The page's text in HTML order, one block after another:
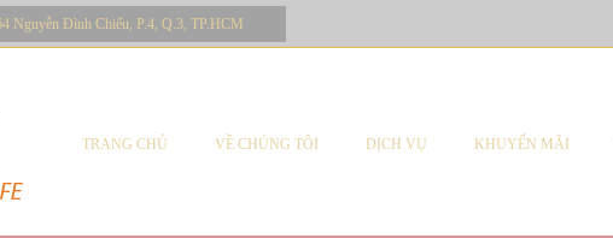
Nguyễn Đình Chiểu, P.4, Q.3, TP.HCM
TRANG CHỦ VỀ CHÚNG TÔI DỊCH VỤ KHUYẾN MÃI